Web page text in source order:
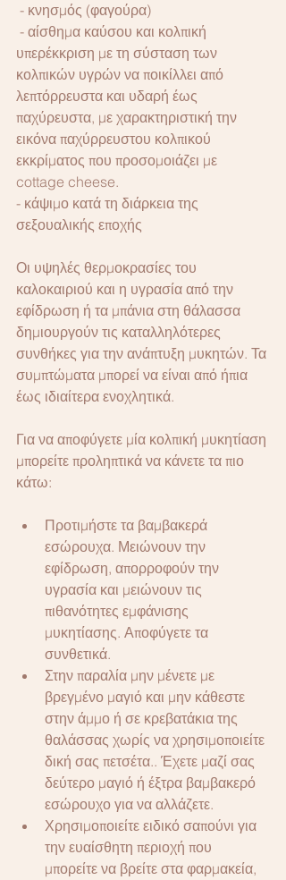
- κνησμός (φαγούρα)
υπερέκκριση με τη σύσταση των
κολπικών υγρών να ποικίλλει από
λεπτόρρευστα και υδαρή έως
παχύρευστα, με χαρακτηριστική την
εικόνα παχύρρευστου κολπικού
εκκρίματος που προσομοιάζει με
cottage cheese.
- κάψιμο κατά τη διάρκεια της
σεξουαλικής εποχής
Οι υψηλές θερμοκρασίες του
καλοκαιριού και η υγρασία από την
εφίδρωση ή τα μπάνια στη θάλασσα
δημιουργούν τις καταλληλότερες
συνθήκες για την ανάπτυξη μυκητών. Τα
συμπτώματα μπορεί να είναι από ήπια
έως ιδιαίτερα ενοχλητικά.
Για να αποφύγετε μία κολπική μυκητίαση
μπορείτε προληπτικά να κάνετε τα πιο
κάτω:
Προτιμήστε τα βαμβακερά
εσώρουχα. Μειώνουν την
εφίδρωση, απορροφούν την
υγρασία και μειώνουν τις
πιθανότητες εμφάνισης
μυκητίασης. Αποφύγετε τα
συνθετικά.
Στην παραλία μην μένετε με
βρεγμένο μαγιό και μην κάθεστε
στην άμμο ή σε κρεβατάκια της
θαλάσσας χωρίς να χρησιμοποιείτε
δική σας πετσέτα.. Έχετε μαζί σας
δεύτερο μαγιό ή έξτρα βαμβακερό
εσώρουχο για να αλλάζετε.
Χρησιμοποιείτε ειδικό σαπούνι για
την ευαίσθητη περιοχή που
μπορείτε να βρείτε στα φαρμακεία,